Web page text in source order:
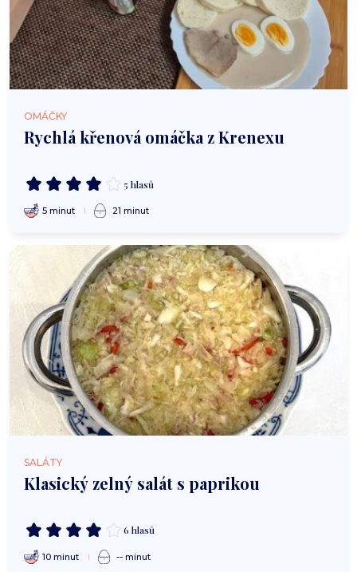
OMÁČKY
Rychlá křenová omáčka z Krenexu
5 hlasů
5 minut 21 minut
SALÁTY
Klasický zelný salát s paprikou
6 hlasů
10 minut -- minut